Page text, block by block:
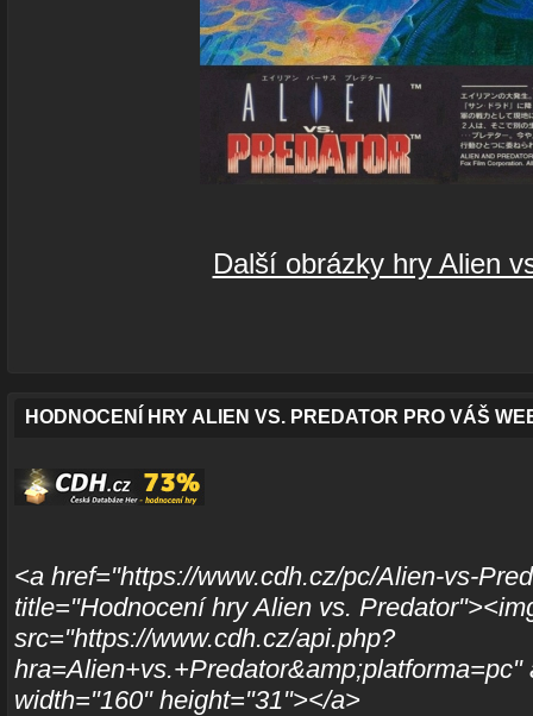
Další obrázky hry Alien
HODNOCENÍ HRY ALIEN VS. PREDATOR PRO VÁŠ
<a href="https://www.cdh.cz/pc/Alien-vs-
title="Hodnocení hry Alien vs.
src="https://www.cdh.cz/api.php?
width="160" height="31"></a>